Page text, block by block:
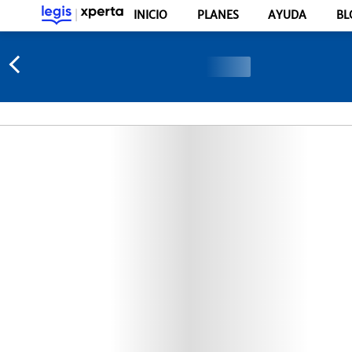
INICIO PLANES AYUDA